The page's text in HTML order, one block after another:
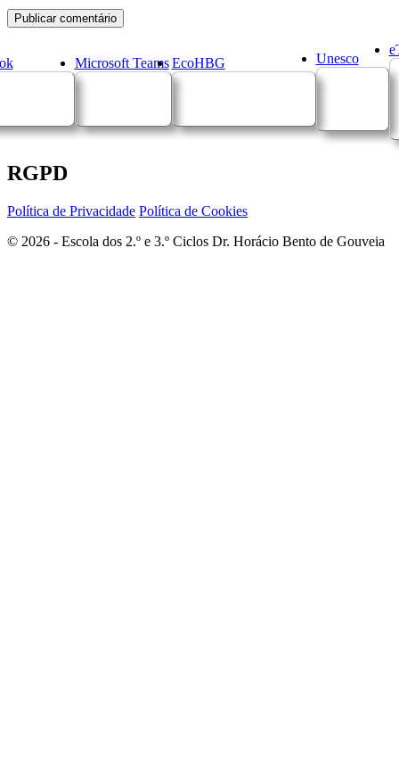
Microsoft Teams EcoHBG Unesco
RGPD
Política de Privacidade Política de Cookies
© 2026 - Escola dos 2.º e 3.º Ciclos Dr. Horácio Bento de Gouveia